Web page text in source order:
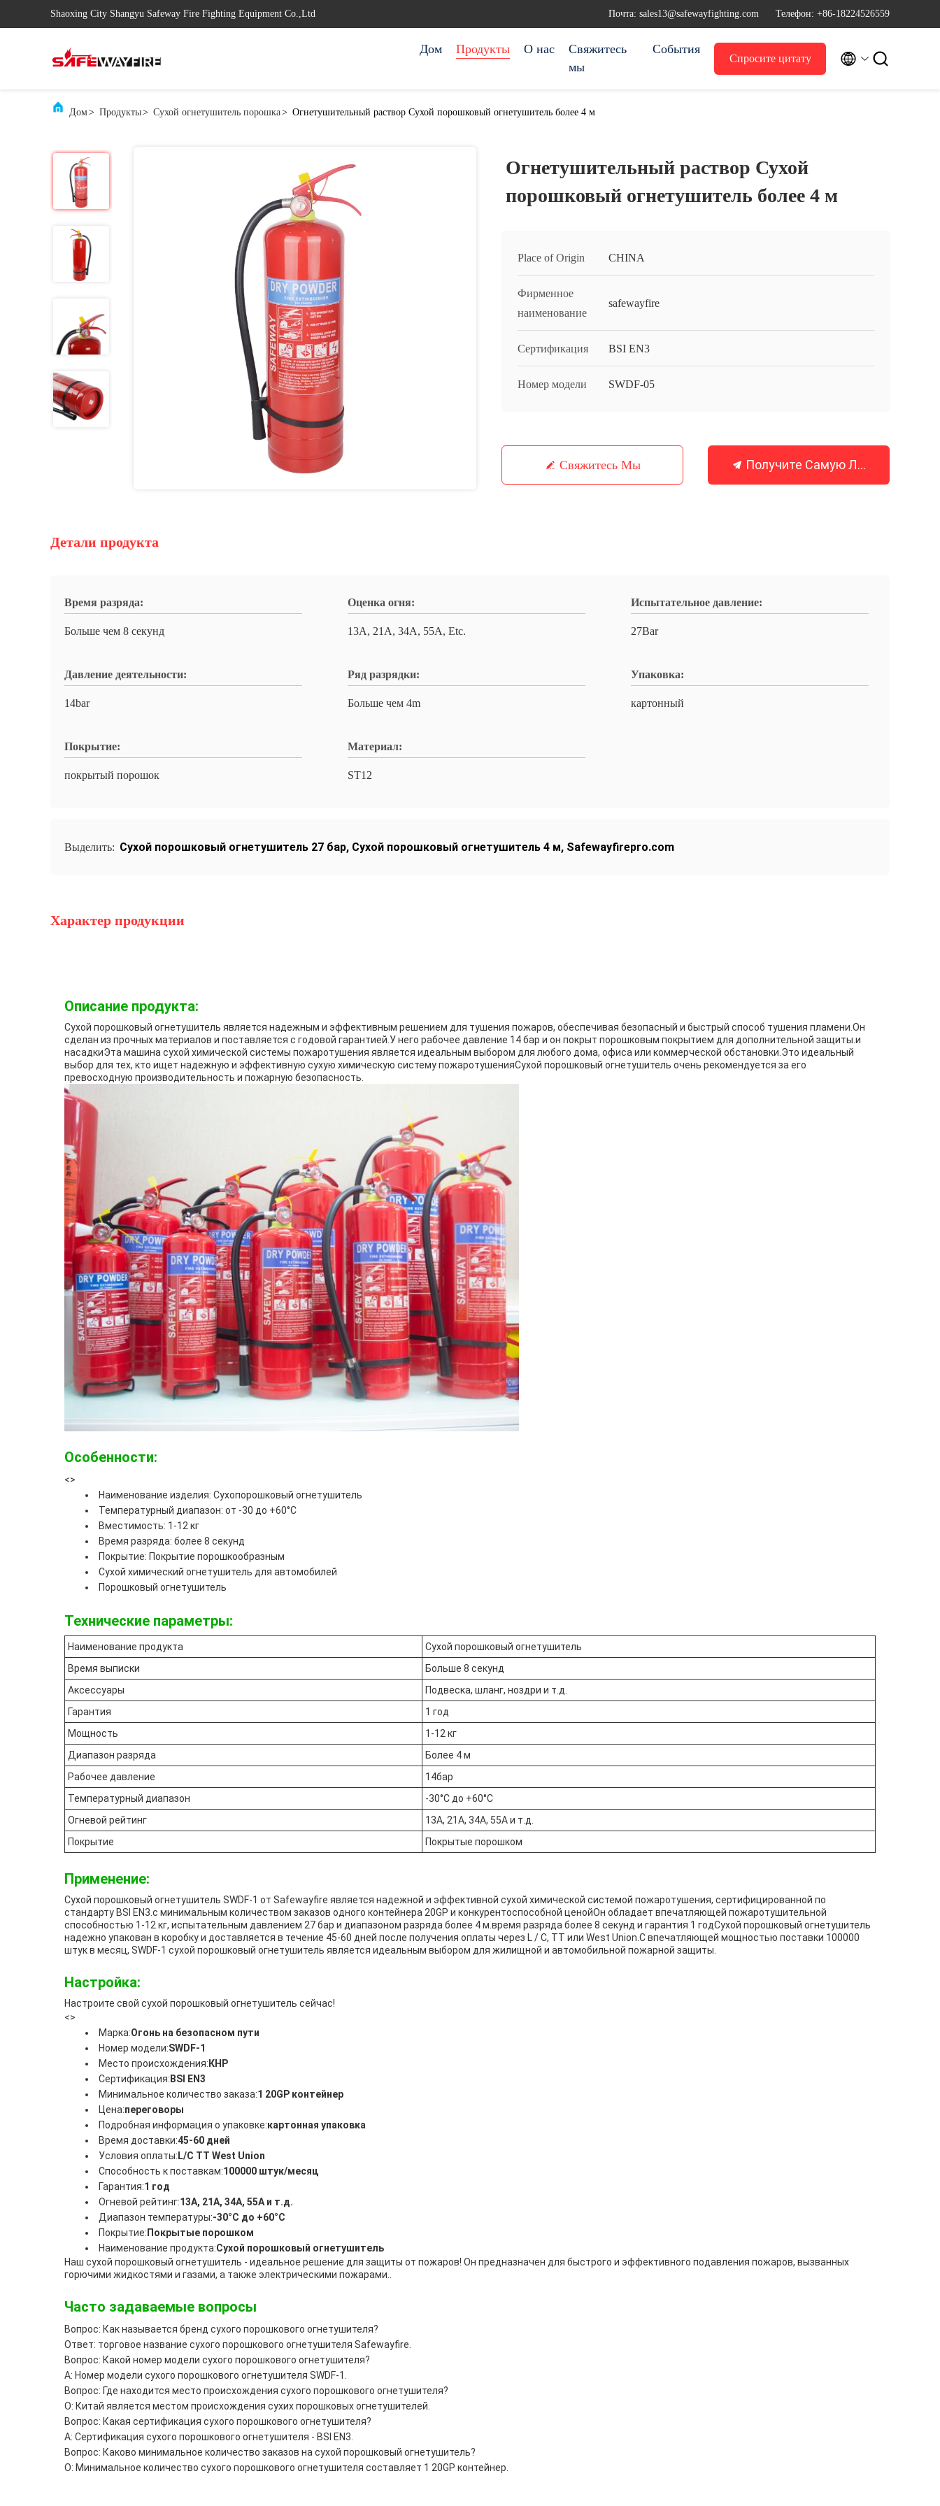
Shaoxing City Shangyu Safeway Fire Fighting Equipment Co.,Ltd Почта: sales13@safewayfighting.com Телефон: +86-18224526559
Дом Продукты О нас
Свяжитесь
мы
События
Спросите цитату  
Дом> Продукты> Сухой огнетушитель порошка> Огнетушительный раствор Сухой порошковый огнетушитель более 4 м
Огнетушительный раствор Сухой
порошковый огнетушитель более 4 м
Place of Origin CHINA
Фирменное
наименование
safewayfire
Сертификация BSI EN3
Номер модели SWDF-05
Свяжитесь Мы Получите Самую Лучшую Цену
Детали продукта
Время разряда:
Больше чем 8 секунд
Оценка огня:
13A, 21A, 34A, 55A, Etc.
Испытательное давление:
27Bar
Давление деятельности:
14bar
Ряд разрядки:
Больше чем 4m
Упаковка:
картонный
Покрытие:
покрытый порошок
Материал:
ST12
Выделить: Сухой порошковый огнетушитель 27 бар, Сухой порошковый огнетушитель 4 м, Safewayfirepro.com
Характер продукции
Описание продукта:
Сухой порошковый огнетушитель является надежным и эффективным решением для тушения пожаров, обеспечивая безопасный и быстрый способ тушения пламени.Он
сделан из прочных материалов и поставляется с годовой гарантией.У него рабочее давление 14 бар и он покрыт порошковым покрытием для дополнительной защиты.и
насадкиЭта машина сухой химической системы пожаротушения является идеальным выбором для любого дома, офиса или коммерческой обстановки.Это идеальный
выбор для тех, кто ищет надежную и эффективную сухую химическую систему пожаротушенияСухой порошковый огнетушитель очень рекомендуется за его
превосходную производительность и пожарную безопасность.
Особенности:
<>
Наименование изделия: Сухопорошковый огнетушитель
Температурный диапазон: от -30 до +60°C
Вместимость: 1-12 кг
Время разряда: более 8 секунд
Покрытие: Покрытие порошкообразным
Сухой химический огнетушитель для автомобилей
Порошковый огнетушитель
Технические параметры:
Наименование продукта
Сухой порошковый огнетушитель
Время выписки
Больше 8 секунд
Аксессуары
Подвеска, шланг, ноздри и т.д.
Гарантия
1 год
Мощность
1-12 кг
Диапазон разряда
Более 4 м
Рабочее давление
14бар
Температурный диапазон
-30°C до +60°C
Огневой рейтинг
13А, 21А, 34А, 55А и т.д.
Покрытие
Покрытые порошком
Применение:
Сухой порошковый огнетушитель SWDF-1 от Safewayfire является надежной и эффективной сухой химической системой пожаротушения, сертифицированной по
стандарту BSI EN3.с минимальным количеством заказов одного контейнера 20GP и конкурентоспособной ценойОн обладает впечатляющей пожаротушительной
способностью 1-12 кг, испытательным давлением 27 бар и диапазоном разряда более 4 м.время разряда более 8 секунд и гарантия 1 годСухой порошковый огнетушитель
надежно упакован в коробку и доставляется в течение 45-60 дней после получения оплаты через L / C, TT или West Union.С впечатляющей мощностью поставки 100000
штук в месяц, SWDF-1 сухой порошковый огнетушитель является идеальным выбором для жилищной и автомобильной пожарной защиты.
Настройка:
Настроите свой сухой порошковый огнетушитель сейчас!
<>
Марка:Огонь на безопасном пути
Номер модели:SWDF-1
Место происхождения: КНР
Сертификация: BSI EN3
Минимальное количество заказа:1 20GP контейнер
Цена:переговоры
Подробная информация о упаковке:картонная упаковка
Время доставки:45-60 дней
Условия оплаты: L/C TT West Union
Способность к поставкам:100000 штук/месяц
Гарантия:1 год
Огневой рейтинг:13А, 21А, 34А, 55А и т.д.
Диапазон температуры:-30°C до +60°C
Покрытие: Покрытые порошком
Наименование продукта:Сухой порошковый огнетушитель
Наш сухой порошковый огнетушитель - идеальное решение для защиты от пожаров! Он предназначен для быстрого и эффективного подавления пожаров, вызванных
горючими жидкостями и газами, а также электрическими пожарами..
Часто задаваемые вопросы
Вопрос: Как называется бренд сухого порошкового огнетушителя?
Ответ: торговое название сухого порошкового огнетушителя Safewayfire.
Вопрос: Какой номер модели сухого порошкового огнетушителя?
A: Номер модели сухого порошкового огнетушителя SWDF-1.
Вопрос: Где находится место происхождения сухого порошкового огнетушителя?
О: Китай является местом происхождения сухих порошковых огнетушителей.
Вопрос: Какая сертификация сухого порошкового огнетушителя?
A: Сертификация сухого порошкового огнетушителя - BSI EN3.
Вопрос: Каково минимальное количество заказов на сухой порошковый огнетушитель?
О: Минимальное количество сухого порошкового огнетушителя составляет 1 20GP контейнер.